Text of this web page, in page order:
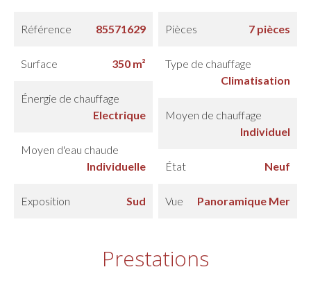
Référence 85571629 Pièces 7 pièces
Surface 350 m²
Type de chauffage
Climatisation
Énergie de chauffage
Electrique
Moyen de chauffage
Individuel
Moyen d'eau chaude
Individuelle
État Neuf
Exposition Sud Vue Panoramique Mer
Prestations